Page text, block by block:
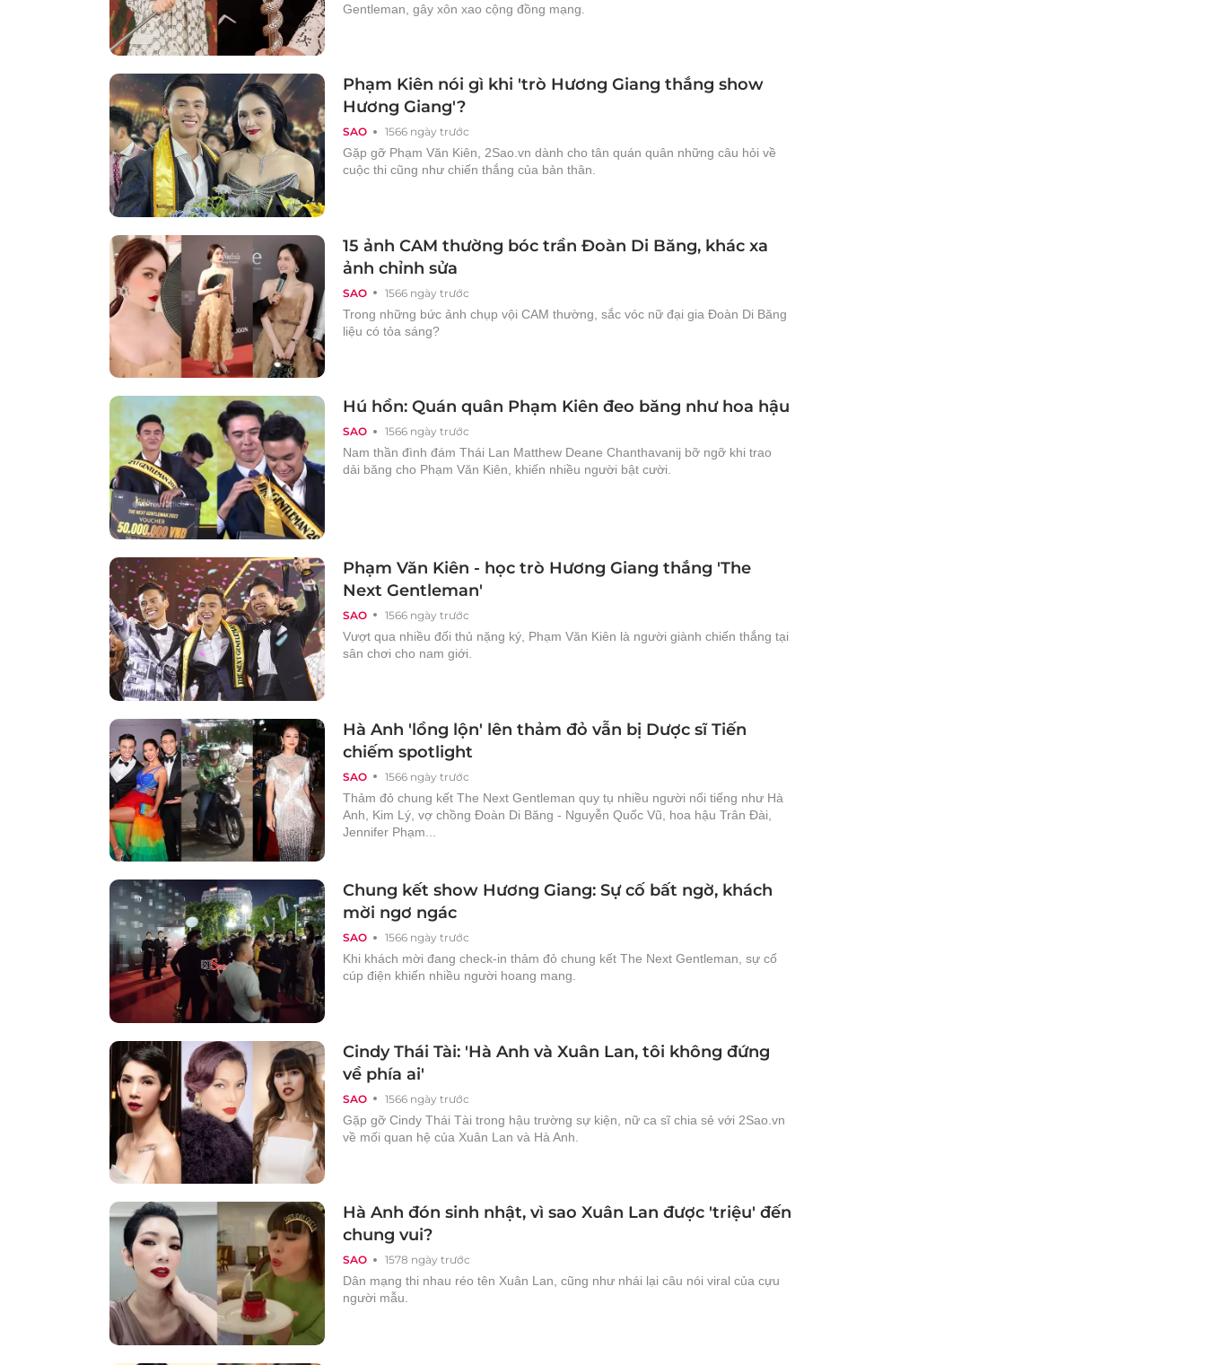
Gentleman, gây xôn xao cộng đồng mạng.
SAO 1566 ngày trước
Phạm Kiên nói gì khi 'trò Hương Giang thắng show
Hương Giang'?
Gặp gỡ Phạm Văn Kiên, 2Sao.vn dành cho tân quán quân những câu hỏi về
cuộc thi cũng như chiến thắng của bản thân.
SAO 1566 ngày trước
15 ảnh CAM thường bóc trần Đoàn Di Băng, khác xa
ảnh chỉnh sửa
Trong những bức ảnh chụp vội CAM thường, sắc vóc nữ đại gia Đoàn Di Băng
liệu có tỏa sáng?
SAO 1566 ngày trước
Hú hồn: Quán quân Phạm Kiên đeo băng như hoa hậu
Nam thần đình đám Thái Lan Matthew Deane Chanthavanij bỡ ngỡ khi trao
dải băng cho Phạm Văn Kiên, khiến nhiều người bật cười.
SAO 1566 ngày trước
Phạm Văn Kiên - học trò Hương Giang thắng 'The
Next Gentleman'
Vượt qua nhiều đối thủ nặng ký, Phạm Văn Kiên là người giành chiến thắng tại
sân chơi cho nam giới.
SAO 1566 ngày trước
Hà Anh 'lồng lộn' lên thảm đỏ vẫn bị Dược sĩ Tiến
chiếm spotlight
Thảm đỏ chung kết The Next Gentleman quy tụ nhiều người nổi tiếng như Hà
Anh, Kim Lý, vợ chồng Đoàn Di Băng - Nguyễn Quốc Vũ, hoa hậu Trân Đài,
Jennifer Phạm...
SAO 1566 ngày trước
Chung kết show Hương Giang: Sự cố bất ngờ, khách
mời ngơ ngác
Khi khách mời đang check-in thảm đỏ chung kết The Next Gentleman, sự cố
cúp điện khiến nhiều người hoang mang.
SAO 1566 ngày trước
Cindy Thái Tài: 'Hà Anh và Xuân Lan, tôi không đứng
về phía ai'
Gặp gỡ Cindy Thái Tài trong hậu trường sự kiện, nữ ca sĩ chia sẻ với 2Sao.vn
về mối quan hệ của Xuân Lan và Hà Anh.
SAO 1578 ngày trước
Hà Anh đón sinh nhật, vì sao Xuân Lan được 'triệu' đến
chung vui?
Dân mạng thi nhau réo tên Xuân Lan, cũng như nhái lại câu nói viral của cựu
người mẫu.